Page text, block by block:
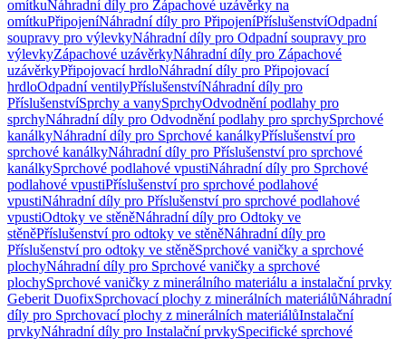
omítkuNáhradní díly pro Zápachové uzávěrky na
omítkuPřipojeníNáhradní díly pro PřipojeníPříslušenstvíOdpadní
soupravy pro výlevkyNáhradní díly pro Odpadní soupravy pro
výlevkyZápachové uzávěrkyNáhradní díly pro Zápachové
uzávěrkyPřipojovací hrdloNáhradní díly pro Připojovací
hrdloOdpadní ventilyPříslušenstvíNáhradní díly pro
PříslušenstvíSprchy a vanySprchyOdvodnění podlahy pro
sprchyNáhradní díly pro Odvodnění podlahy pro sprchySprchové
kanálkyNáhradní díly pro Sprchové kanálkyPříslušenství pro
sprchové kanálkyNáhradní díly pro Příslušenství pro sprchové
kanálkySprchové podlahové vpustiNáhradní díly pro Sprchové
podlahové vpustiPříslušenství pro sprchové podlahové
vpustiNáhradní díly pro Příslušenství pro sprchové podlahové
vpustiOdtoky ve stěněNáhradní díly pro Odtoky ve
stěněPříslušenství pro odtoky ve stěněNáhradní díly pro
Příslušenství pro odtoky ve stěněSprchové vaničky a sprchové
plochyNáhradní díly pro Sprchové vaničky a sprchové
plochySprchové vaničky z minerálního materiálu a instalační prvky
Geberit DuofixSprchovací plochy z minerálních materiálůNáhradní
díly pro Sprchovací plochy z minerálních materiálůInstalační
prvkyNáhradní díly pro Instalační prvkySpecifické sprchové